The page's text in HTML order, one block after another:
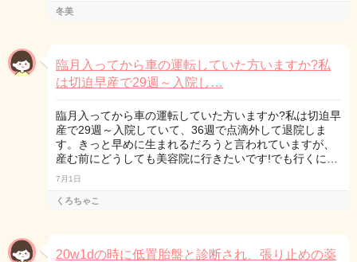
冬美
臨月入ってから車の運転していた方いますか?私
は切迫早産で29週～入院し…
臨月入ってから車の運転していた方いますか?私は切迫早
産で29週～入院していて、36週で点滴外して退院しま
す。きっと早めに生まれるだろうと言われていますが、
産む前にどうしても美容院に行きたいです!でも行くに…
7月1日
くろちゃこ
20w1dの時に低置胎盤と診断され、張り止めの薬